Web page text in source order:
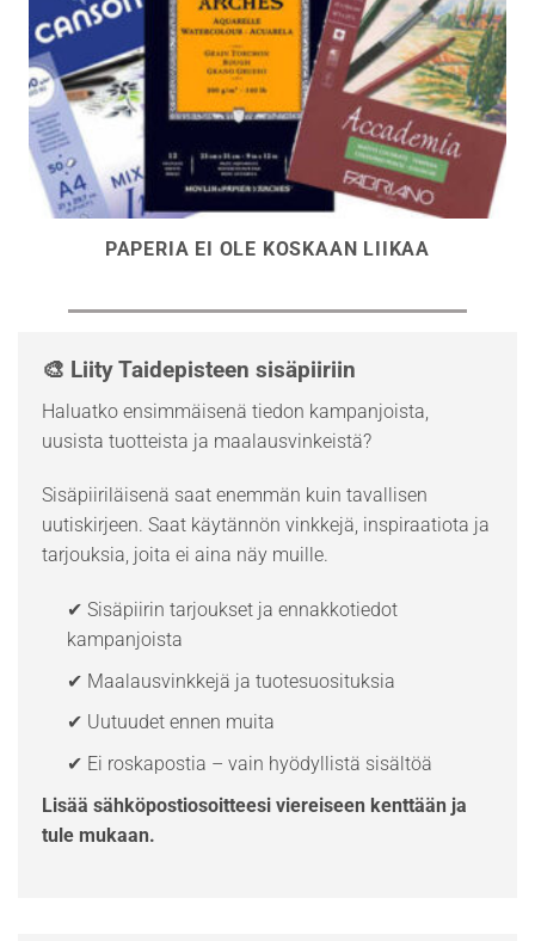
PAPERIA EI OLE KOSKAAN LIIKAA
🎨 Liity Taidepisteen sisäpiiriin
Haluatko ensimmäisenä tiedon kampanjoista,
uusista tuotteista ja maalausvinkeistä?
Sisäpiiriläisenä saat enemmän kuin tavallisen
uutiskirjeen. Saat käytännön vinkkejä, inspiraatiota ja
tarjouksia, joita ei aina näy muille.
✔ Sisäpiirin tarjoukset ja ennakkotiedot
kampanjoista
✔ Maalausvinkkejä ja tuotesuosituksia
✔ Uutuudet ennen muita
✔ Ei roskapostia – vain hyödyllistä sisältöä
Lisää sähköpostiosoitteesi viereiseen kenttään ja
tule mukaan.